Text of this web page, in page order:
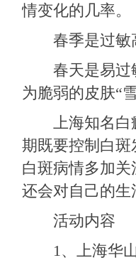
情变化的几率。
春季是过敏
春天是易过敏
为脆弱的皮肤“
上海知名白
期既要控制白
白斑病情多加
还会对自己的生
活动内容
1、上海华山